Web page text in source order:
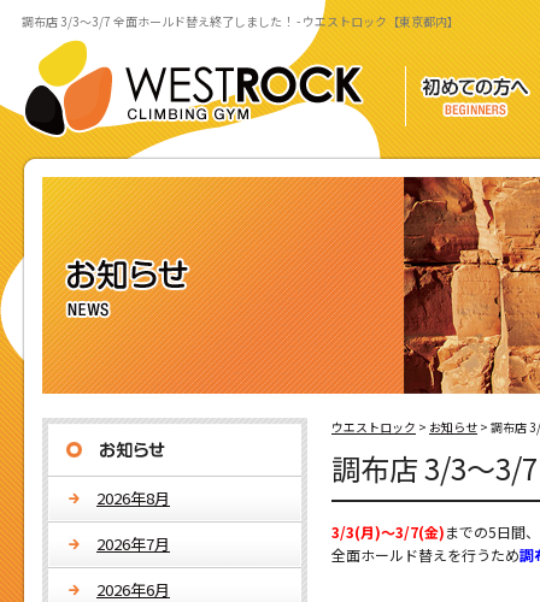
調布店 3/3～3/7 全面ホールド替え終了しました！ - ウエストロック【東京都内】
ウエストロック > お知らせ > 調布店
調布店 3/3～3/
3/3(月)～3/7(金)までの5日間、
全面ホールド替えを行うため調
2026年8月
2026年7月
2026年6月